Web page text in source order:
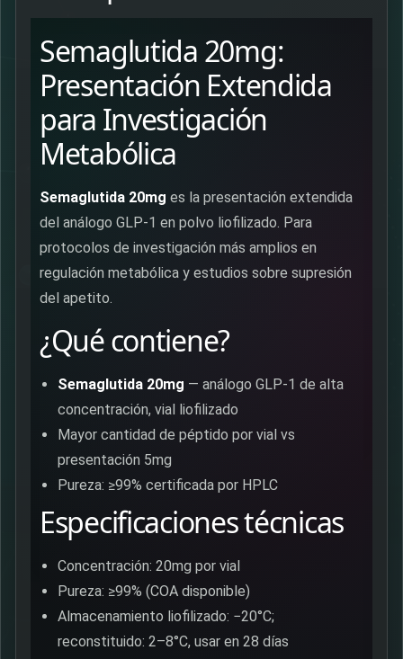
Semaglutida 20mg:
Presentación Extendida
para Investigación
Metabólica
Semaglutida 20mg es la presentación extendida
del análogo GLP-1 en polvo liofilizado. Para
protocolos de investigación más amplios en
regulación metabólica y estudios sobre supresión
del apetito.
¿Qué contiene?
Semaglutida 20mg — análogo GLP-1 de alta
concentración, vial liofilizado
Mayor cantidad de péptido por vial vs
presentación 5mg
Pureza: ≥99% certificada por HPLC
Especificaciones técnicas
Concentración: 20mg por vial
Pureza: ≥99% (COA disponible)
Almacenamiento liofilizado: −20°C;
reconstituido: 2–8°C, usar en 28 días